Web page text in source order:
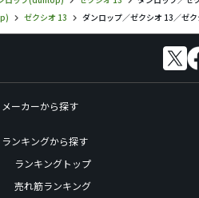
ゼクシオ 13 ダンロップ／ゼクシオ 13／ゼ
メーカーから探す
ランキングから探す
ランキングトップ
売れ筋ランキング